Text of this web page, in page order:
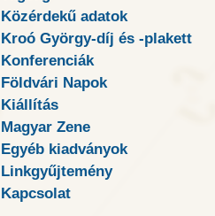
Közérdekű adatok
Kroó György-díj és -plakett
Konferenciák
Földvári Napok
Kiállítás
Magyar Zene
Egyéb kiadványok
Linkgyűjtemény
Kapcsolat